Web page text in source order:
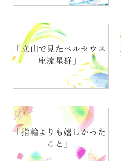
「立山で見たペルセウス
座流星群」
「指輪よりも嬉しかった
こと」